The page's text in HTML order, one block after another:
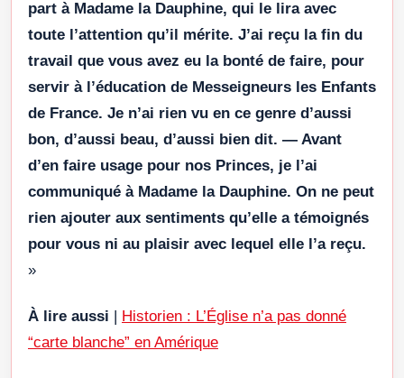
part à Madame la Dauphine, qui le lira avec
toute l’attention qu’il mérite. J’ai reçu la fin du
travail que vous avez eu la bonté de faire, pour
servir à l’éducation de Messeigneurs les Enfants
de France. Je n’ai rien vu en ce genre d’aussi
bon, d’aussi beau, d’aussi bien dit. — Avant
d’en faire usage pour nos Princes, je l’ai
communiqué à Madame la Dauphine. On ne peut
rien ajouter aux sentiments qu’elle a témoignés
pour vous ni au plaisir avec lequel elle l’a reçu.
»
À lire aussi | Historien : L’Église n’a pas donné
“carte blanche” en Amérique